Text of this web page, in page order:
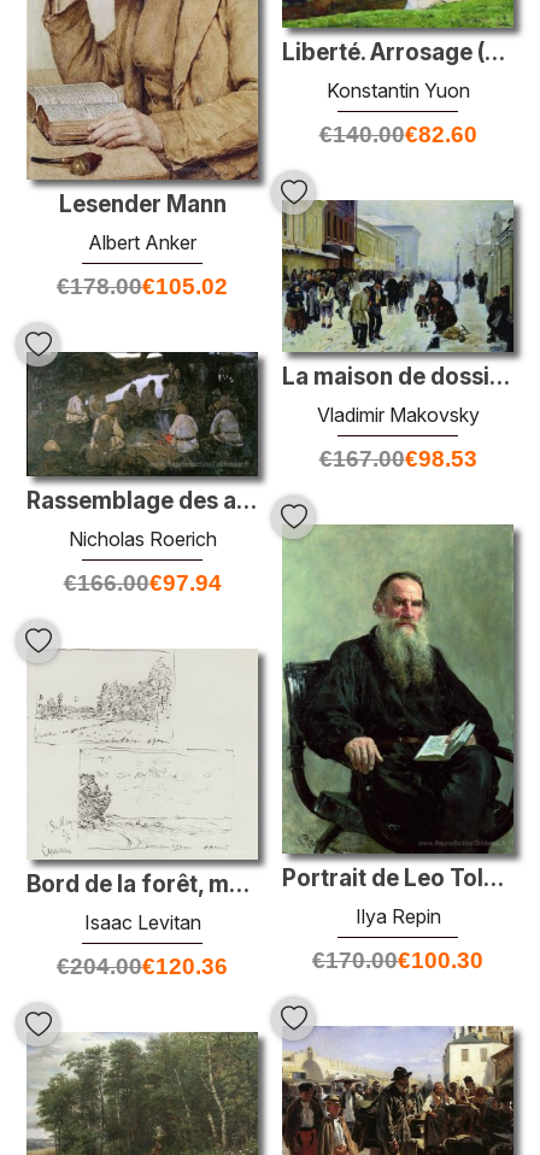
Lesender Mann
Albert Anker
€178.00€105.02
Liberté. Arrosage (Ligacheva)
Konstantin Yuon
€140.00€82.60
La maison de dossiers
Vladimir Makovsky
€167.00€98.53
Rassemblage des anciens
Nicholas Roerich
€166.00€97.94
Portrait de Leo Tolstoy
Ilya Repin
€170.00€100.30
Bord de la forêt, montant de la lune / bord de la forêt, soleil
Isaac Levitan
€204.00€120.36